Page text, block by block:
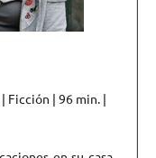
Ficción | 96 min. |